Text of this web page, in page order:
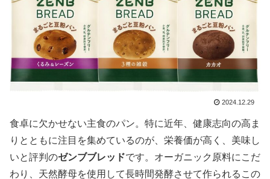
2024.12.29
食卓に欠かせない主食のパン。特に近年、健康志向の高ま
りとともに注目を集めているのが、栄養価が高く、美味し
いと評判のゼンブブレッドです。オーガニック原料にこだ
わり、天然酵母を使用して長時間発酵させて作られるこの